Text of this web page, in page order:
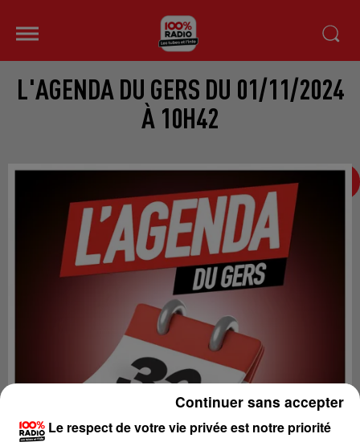
L'AGENDA DU GERS DU 01/11/2024
À 10H42
Le respect de votre vie privée est notre priorité
Continuer sans accepter